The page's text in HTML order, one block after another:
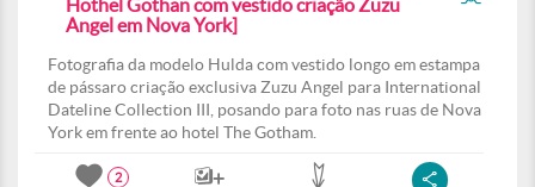
Hothel Gothan com vestido criação Zuzu
Angel em Nova York]
Fotografia da modelo Hulda com vestido longo em estampa
de pássaro criação exclusiva Zuzu Angel para International
Dateline Collection III, posando para foto nas ruas de Nova
York em frente ao hotel The Gotham.
2